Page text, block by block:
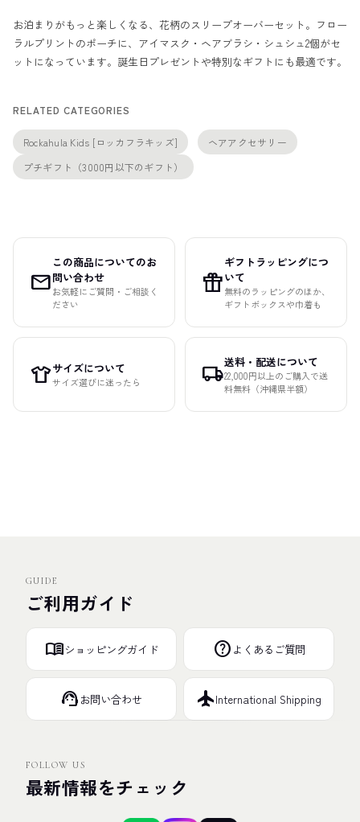
お泊まりがもっと楽しくなる、花柄のスリープオーバーセット。フロー
ラルプリントのポーチに、アイマスク・ヘアブラシ・シュシュ2個がセ
ットになっています。誕生日プレゼントや特別なギフトにも最適です。
RELATED CATEGORIES
Rockahula Kids [ロッカフラキッズ]
ヘアアクセサリー
プチギフト（3000円以下のギフト）
mail
この商品についてのお
問い合わせ
お気軽にご質問・ご相談く
ださい
featured_seasonal_and_gifts
ギフトラッピングにつ
いて
無料のラッピングのほか、
ギフトボックスや巾着も
apparelサイズについて
サイズ選びに迷ったら local_shipping送料・配送について
22,000円以上のご購入で送
料無料（沖縄県半額）
GUIDE
ご利用ガイド
menu_bookショッピングガイド help よくあるご質問
support_agent お問い合わせ flightInternational Shipping
FOLLOW US
最新情報をチェック